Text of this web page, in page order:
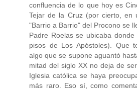
confluencia de lo que hoy es
Tejar de la Cruz (por cierto, en
"Barrio a Barrio" del Procono se
Padre Roelas se ubicaba
pisos de Los Apóstoles). Que
algo que se supone aguantó
mitad del siglo XX no deja de
Iglesia católica se haya
más raro. Eso sí, como